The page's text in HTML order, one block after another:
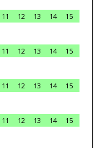
11 12 13 14
15
11 12 13 14
15
11 12 13 14
15
11 12 13 14
15